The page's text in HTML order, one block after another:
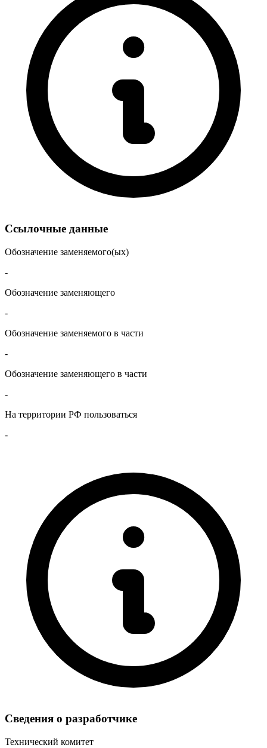
Ссылочные данные
Обозначение заменяемого(ых)
-
Обозначение заменяющего
-
Обозначение заменяемого в части
-
Обозначение заменяющего в части
-
На территории РФ пользоваться
-
Сведения о разработчике
Технический комитет